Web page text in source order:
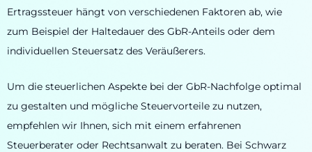
Ertragssteuer hängt von verschiedenen Faktoren ab, wie
zum Beispiel der Haltedauer des GbR-Anteils oder dem
individuellen Steuersatz des Veräußerers.
Um die steuerlichen Aspekte bei der GbR-Nachfolge optimal
zu gestalten und mögliche Steuervorteile zu nutzen,
empfehlen wir Ihnen, sich mit einem erfahrenen
Steuerberater oder Rechtsanwalt zu beraten. Bei Schwarz